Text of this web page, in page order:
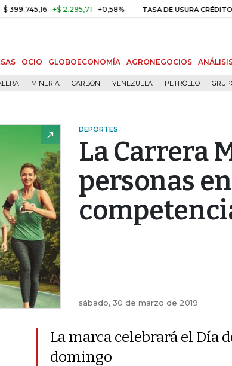
+$ 2.295,71 +0,58% TASA DE USURA CRÉDITO
OCIO GLOBOECONOMÍA AGRONEGOCIOS
MINERÍA CARBÓN VENEZUELA PETRÓLEO
DEPORTES
La Carrera
personas
sábado, 30 de marzo de 2019
La marca celebrará el Día
domingo